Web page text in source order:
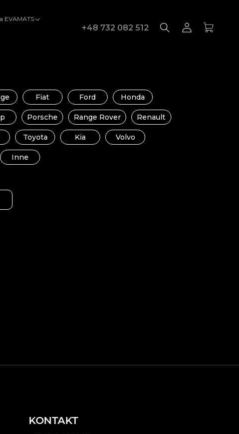
EVAMATS
+48 732 082 512
Zaloguj
Koszyk
Fiat Ford Honda
Porsche Range Rover Renault
Toyota Kia Volvo
Inne
KONTAKT